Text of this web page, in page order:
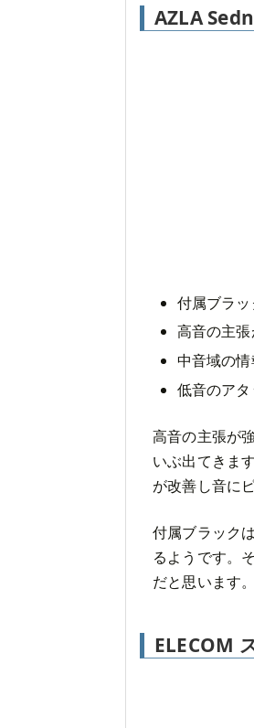
AZLA
付属ブラ
高音の主
中音域の
低音のア
高音の主張が
いぶ出てきま
が改善し音に
付属ブラック
るようです。
だと思います。
ELECOM